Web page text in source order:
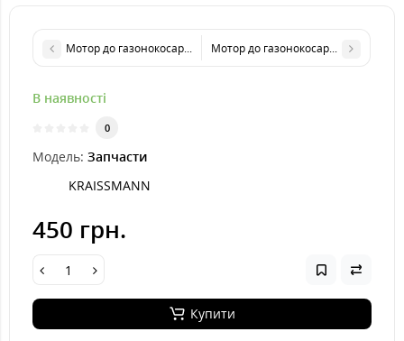
Мотор до газонокосарки KRAISSMANN ER 1600/320
Мотор до газонокосарки
В наявності
0
Модель: Запчасти
KRAISSMANN
450 грн.
Купити